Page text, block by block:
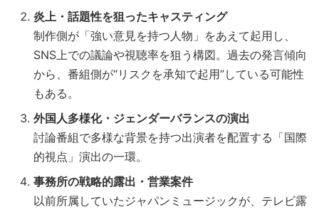
炎上・話題性を狙ったキャスティング
制作側が「強い意見を持つ人物」をあえて起用し、
SNS上での議論や視聴率を狙う構図。過去の発言傾向
から、番組側が“リスクを承知で起用”している可能性
もある。
外国人多様化・ジェンダーバランスの演出
討論番組で多様な背景を持つ出演者を配置する「国際
的視点」演出の一環。
事務所の戦略的露出・営業案件
以前所属していたジャパンミュージックが、テレビ露